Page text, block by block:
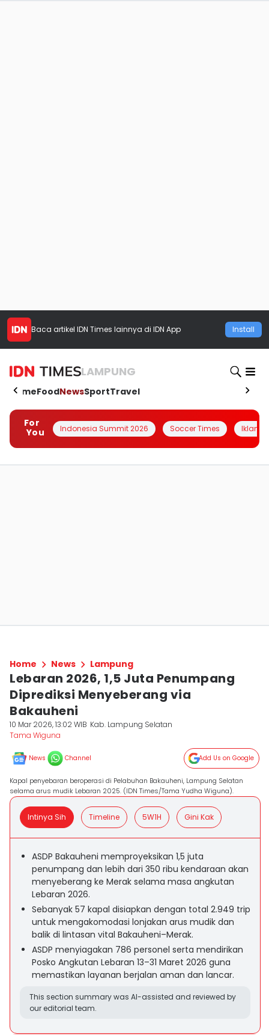
Baca artikel IDN Times lainnya di IDN App Install
LAMPUNG
HomeFoodNewsSportTravel
For
You
Indonesia Summit 2026 Soccer Times Iklanin
Home News Lampung
Lebaran 2026, 1,5 Juta Penumpang
Diprediksi Menyeberang via
Bakauheni
10 Mar 2026, 13:02 WIB Kab. Lampung Selatan
Tama Wiguna
News Channel Add Us on Google
Kapal penyebaran beroperasi di Pelabuhan Bakauheni, Lampung Selatan
selama arus mudik Lebaran 2025. (IDN Times/Tama Yudha Wiguna).
Intinya Sih Timeline 5W1H Gini Kak
ASDP Bakauheni memproyeksikan 1,5 juta
penumpang dan lebih dari 350 ribu kendaraan akan
menyeberang ke Merak selama masa angkutan
Lebaran 2026.
Sebanyak 57 kapal disiapkan dengan total 2.949 trip
untuk mengakomodasi lonjakan arus mudik dan
balik di lintasan vital Bakauheni–Merak.
ASDP menyiagakan 786 personel serta mendirikan
Posko Angkutan Lebaran 13–31 Maret 2026 guna
memastikan layanan berjalan aman dan lancar.
This section summary was AI-assisted and reviewed by
our editorial team.